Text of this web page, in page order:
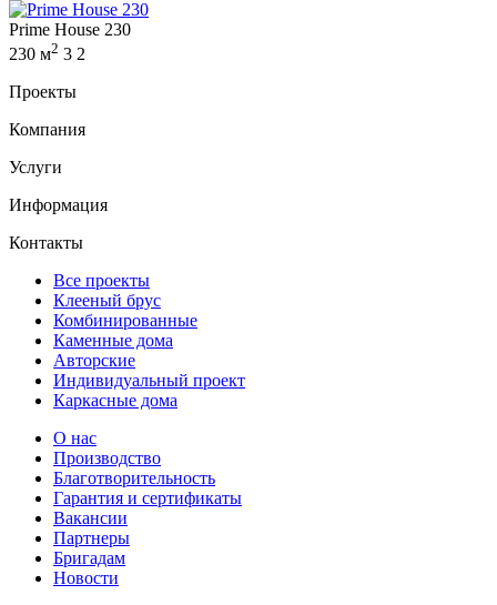
Prime House 230
230 м2 3 2
Проекты
Компания
Услуги
Информация
Контакты
Все проекты
Клееный брус
Комбинированные
Каменные дома
Авторские
Индивидуальный проект
Каркасные дома
О нас
Производство
Благотворительность
Гарантия и сертификаты
Вакансии
Партнеры
Бригадам
Новости